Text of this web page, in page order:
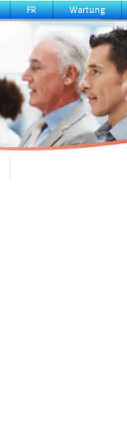
Wartung
FR